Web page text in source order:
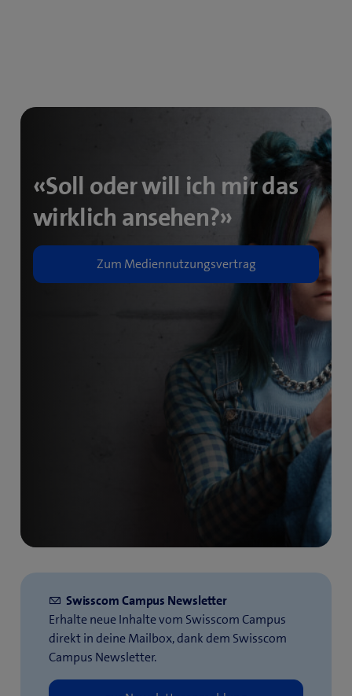
«Soll oder will ich mir das
wirklich ansehen?»
Swisscom Campus Newsletter
Erhalte neue Inhalte vom Swisscom Campus
direkt in deine Mailbox, dank dem Swisscom
Campus Newsletter.